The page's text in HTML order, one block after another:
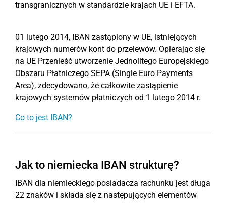
transgranicznych w standardzie krajach UE i EFTA.
01 lutego 2014, IBAN zastąpiony w UE, istniejących
krajowych numerów kont do przelewów. Opierając się
na UE Przenieść utworzenie Jednolitego Europejskiego
Obszaru Płatniczego SEPA (Single Euro Payments
Area), zdecydowano, że całkowite zastąpienie
krajowych systemów płatniczych od 1 lutego 2014 r.
Co to jest IBAN?
Jak to niemiecka IBAN strukturę?
IBAN dla niemieckiego posiadacza rachunku jest długa
22 znaków i składa się z następujących elementów